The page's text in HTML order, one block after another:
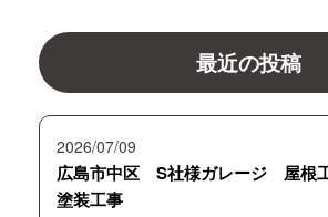
最近の投稿
2026/07/09
広島市中区 S社様ガレージ 屋根
塗装工事